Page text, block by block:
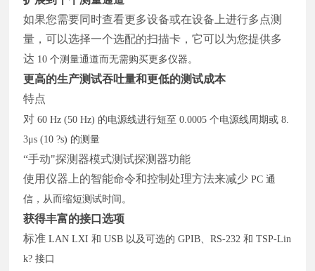
如果您需要同时查看更多设备或在设备上进行多点测
量，可以选择一个选配的扫描卡，它可以为您提供多
达 10 个测量通道而无需购买更多仪器。
更高的生产测试吞吐量和更低的测试成本
特点
对 60 Hz (50 Hz) 的电源线进行短至 0.0005 个电源线周期或 8.
3μs (10 ?s) 的测量
“手动"探测器模式测试探测器功能
使用仪器上的智能命令和控制处理方法来减少 PC 通
信，从而缩短测试时间。
获得丰富的接口选项
标准 LAN LXI 和 USB 以及可选的 GPIB、RS-232 和 TSP-Lin
k? 接口